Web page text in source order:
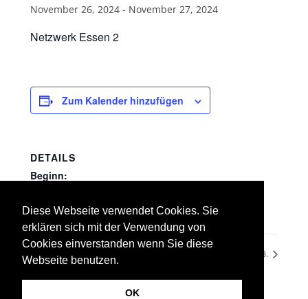
Diese Webseite verwendet Cookies. Sie
erklären sich mit der Verwendung von
Cookies einverstanden wenn Sie diese
Webseite benutzen.
OK
November 26, 2024 - November 27, 2024
Netzwerk Essen 2
Zum Kalender hinzufügen
DETAILS
Beginn:
Ende:
November 27, 2024
Ute. & Heiko Marc B.